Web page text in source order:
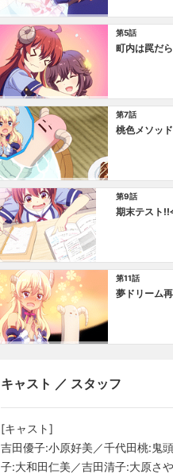
第5話
町内は罠だ
第7話
桃色メソッ
第9話
期末テスト!!
第11話
夢ドリーム
キャスト ／ スタッフ
[キャスト]
吉田優子:小原好美／千代田桃:鬼
子:大和田仁美／吉田清子:大原さ